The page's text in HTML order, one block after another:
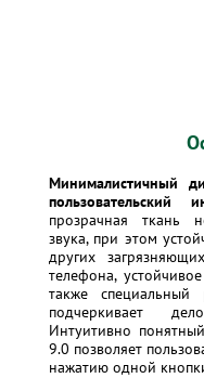
Минималистичный
пользовательский
прозрачная ткань
звука, при этом
других
телефона,
также
подчеркивает
Интуитивно
9.0 позволяет
нажатию одной